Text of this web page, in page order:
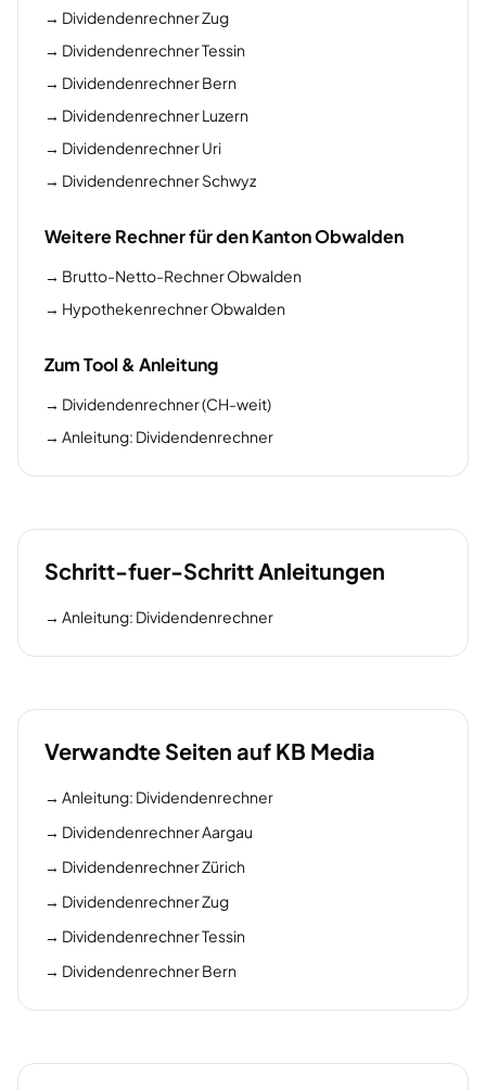
→ Dividendenrechner Zug
→ Dividendenrechner Tessin
→ Dividendenrechner Bern
→ Dividendenrechner Luzern
→ Dividendenrechner Uri
→ Dividendenrechner Schwyz
Weitere Rechner für den Kanton Obwalden
→ Brutto-Netto-Rechner Obwalden
→ Hypothekenrechner Obwalden
Zum Tool & Anleitung
→ Dividendenrechner (CH-weit)
→ Anleitung: Dividendenrechner
Schritt-fuer-Schritt Anleitungen
→ Anleitung: Dividendenrechner
Verwandte Seiten auf KB Media
→ Anleitung: Dividendenrechner
→ Dividendenrechner Aargau
→ Dividendenrechner Zürich
→ Dividendenrechner Zug
→ Dividendenrechner Tessin
→ Dividendenrechner Bern